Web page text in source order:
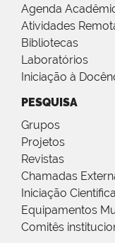
Agenda
Atividades
Bibliotecas
Laboratórios
Iniciação à
PESQUISA
Grupos
Projetos
Revistas
Chamadas
Iniciação Científica
Equipamentos
Comitês